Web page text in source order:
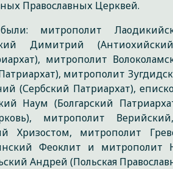
Православных Церквей.
митрополит
Димитрий
митрополит
митрополит
(Сербский Патриархат),
Наум (Болгарский
митрополит
Хризостом, митрополит
Феоклит и митрополит
Андрей (Польская